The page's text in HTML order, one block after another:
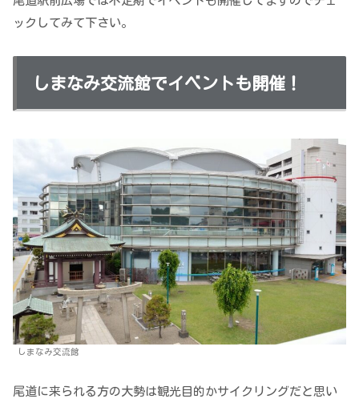
ックしてみて下さい。
しまなみ交流館でイベントも開催！
しまなみ交流館
尾道に来られる方の大勢は観光目的かサイクリングだと思い